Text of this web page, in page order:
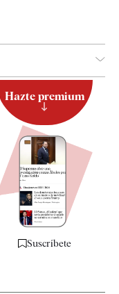
Hazte premium
Suscríbete